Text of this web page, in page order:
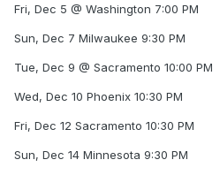
Fri, Dec 5 @ Washington 7:00 PM
Sun, Dec 7 Milwaukee 9:30 PM
Tue, Dec 9 @ Sacramento 10:00 PM
Wed, Dec 10 Phoenix 10:30 PM
Fri, Dec 12 Sacramento 10:30 PM
Sun, Dec 14 Minnesota 9:30 PM